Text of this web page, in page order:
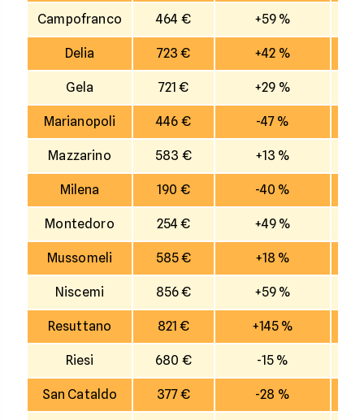
Campofranco 464 € +59 %
Delia 723 € +42 %
Gela 721 € +29 %
Marianopoli 446 € -47 %
Mazzarino 583 € +13 %
Milena 190 € -40 %
Montedoro 254 € +49 %
Mussomeli 585 € +18 %
Niscemi 856 € +59 %
Resuttano 821 € +145 %
Riesi 680 € -15 %
San Cataldo 377 € -28 %